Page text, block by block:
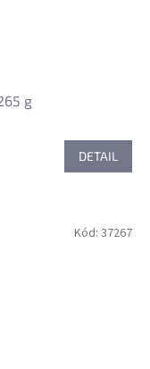
g
DETAIL
Kód: 37267